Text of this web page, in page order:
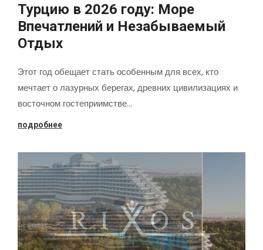
Турцию в 2026 году: Море
Впечатлений и Незабываемый
Отдых
Этот год обещает стать особенным для всех, кто
мечтает о лазурных берегах, древних цивилизациях и
восточном гостеприимстве…
подробнее